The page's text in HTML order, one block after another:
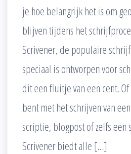
je hoe belangrijk het is om
blijven tijdens het
Scrivener, de populaire
speciaal is ontworpen voor
dit een fluitje van een cent.
bent met het schrijven van
scriptie, blogpost of zelfs een
Scrivener biedt alle […]